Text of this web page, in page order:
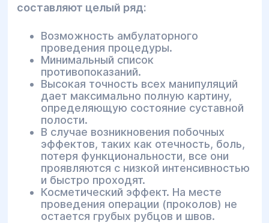
составляют целый ряд:
Возможность амбулаторного
проведения процедуры.
Минимальный список
противопоказаний.
Высокая точность всех манипуляций
дает максимально полную картину,
определяющую состояние суставной
полости.
В случае возникновения побочных
эффектов, таких как отечность, боль,
потеря функциональности, все они
проявляются с низкой интенсивностью
и быстро проходят.
Косметический эффект. На месте
проведения операции (проколов) не
остается грубых рубцов и швов.